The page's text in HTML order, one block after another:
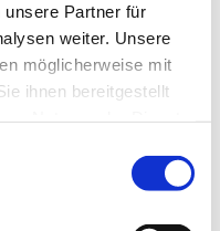
unsere Partner für
weiter. Unsere
möglicherweise mit
ihnen bereitgestellt